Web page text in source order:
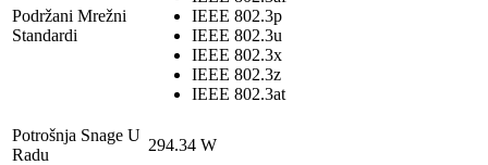
Podržani Mrežni
Standardi
IEEE 802.3p
IEEE 802.3u
IEEE 802.3x
IEEE 802.3z
IEEE 802.3at
Potrošnja Snage U
Radu
294.34 W